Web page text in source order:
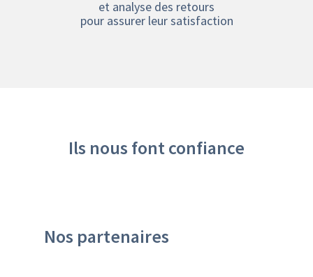
et analyse des retours
pour assurer leur satisfaction
Ils nous font confiance
Nos partenaires